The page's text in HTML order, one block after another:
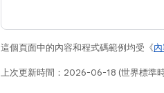
這個頁面中的內容和程式碼範例均受《
上次更新時間：2026-06-18 (世界標準時